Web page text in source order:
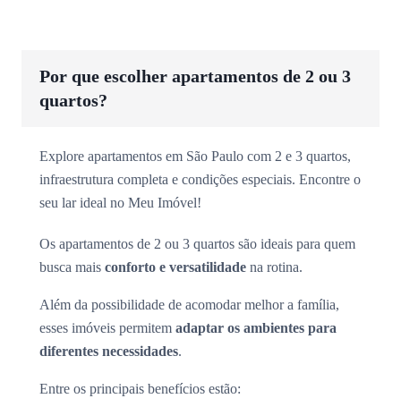
Por que escolher apartamentos de 2 ou 3
quartos?
Explore apartamentos em São Paulo com 2 e 3 quartos,
infraestrutura completa e condições especiais. Encontre o
seu lar ideal no Meu Imóvel!
Os apartamentos de 2 ou 3 quartos são ideais para quem
busca mais conforto e versatilidade na rotina.
Além da possibilidade de acomodar melhor a família,
esses imóveis permitem adaptar os ambientes para
diferentes necessidades.
Entre os principais benefícios estão: